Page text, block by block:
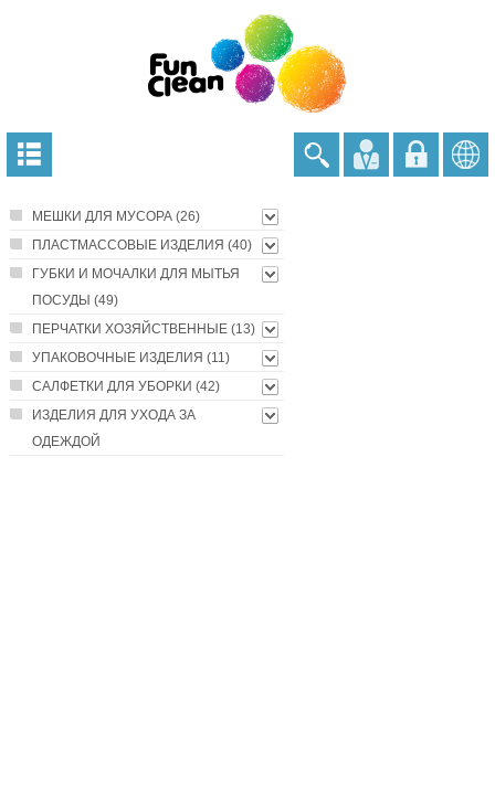
МЕШКИ ДЛЯ МУСОРА (26)
ПЛАСТМАССОВЫЕ ИЗДЕЛИЯ (40)
ГУБКИ И МОЧАЛКИ ДЛЯ МЫТЬЯ
ПОСУДЫ (49)
ПЕРЧАТКИ ХОЗЯЙСТВЕННЫЕ (13)
УПАКОВОЧНЫЕ ИЗДЕЛИЯ (11)
САЛФЕТКИ ДЛЯ УБОРКИ (42)
ИЗДЕЛИЯ ДЛЯ УХОДА ЗА
ОДЕЖДОЙ